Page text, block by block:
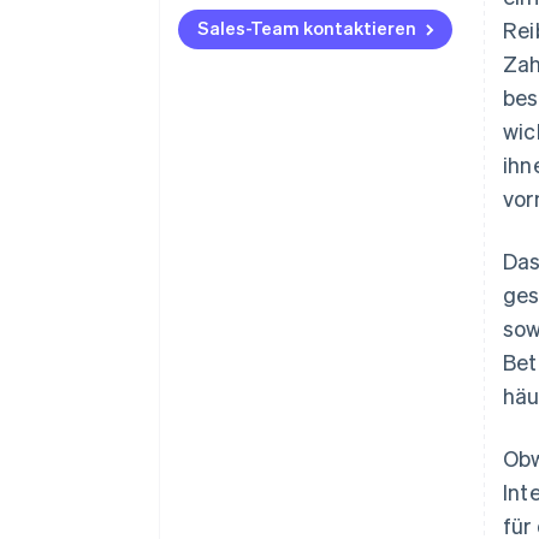
Sales-Team kontaktieren
für